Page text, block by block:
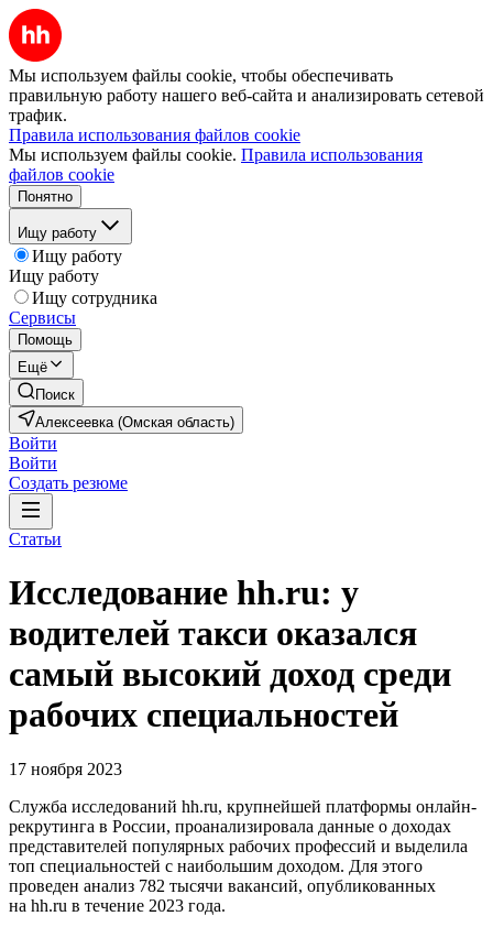
Мы используем файлы cookie, чтобы обеспечивать
правильную работу нашего веб-сайта и анализировать сетевой
трафик.
Правила использования файлов cookie
Мы используем файлы cookie. Правила использования
файлов cookie
Понятно
Ищу работу
Ищу работу
Ищу работу
Ищу сотрудника
Сервисы
Помощь
Ещё
Поиск
Алексеевка (Омская область)
Войти
Войти
Создать резюме
Статьи
Исследование hh.ru: у
водителей такси оказался
самый высокий доход среди
рабочих специальностей
17 ноября 2023
Служба исследований hh.ru, крупнейшей платформы онлайн-
рекрутинга в России, проанализировала данные о доходах
представителей популярных рабочих профессий и выделила
топ специальностей с наибольшим доходом. Для этого
проведен анализ 782 тысячи вакансий, опубликованных
на hh.ru в течение 2023 года.